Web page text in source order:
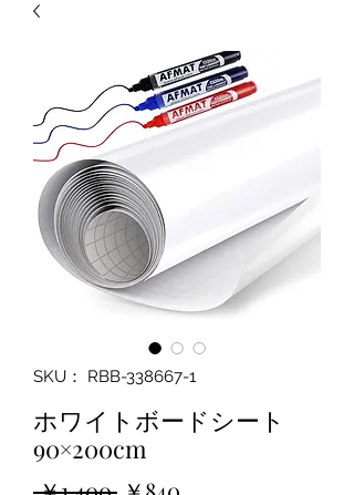
SKU： RBB-338667-1
ホワイトボードシート
90×200cm
通